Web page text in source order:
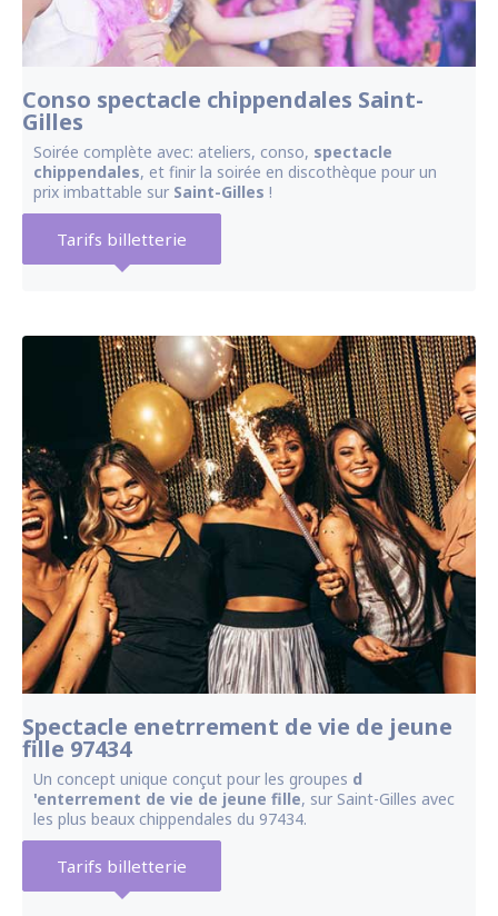
chippendales 97434
cours
Conso spectacle chippendales Saint-
Gilles
Soirée complète avec: ateliers, conso, spectacle
chippendales, et finir la soirée en discothèque pour un
prix imbattable sur Saint-Gilles !
Tarifs billetterie
Spectacle enetrrement de vie de jeune
fille 97434
Un concept unique conçut pour les groupes d
'enterrement de vie de jeune fille, sur Saint-Gilles avec
les plus beaux chippendales du 97434.
Tarifs billetterie